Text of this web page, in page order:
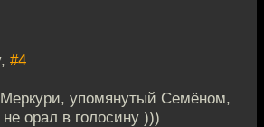
#4
Меркури, упомянутый Семёном,
орал в голосину )))